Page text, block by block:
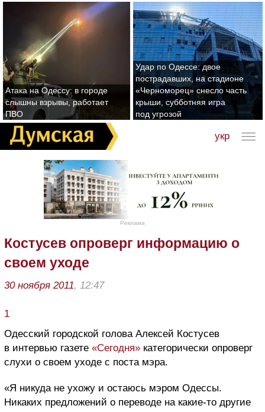
Атака на Одессу: в городе
слышны взрывы, работает
ПВО
Удар по Одессе: двое
пострадавших, на стадионе
«Черноморец» снесло часть
крыши, субботняя игра
под угрозой
укр
Реклама
Костусев опроверг информацию о
своем уходе
30 ноября 2011, 12:47
1
Одесский городской голова Алексей Костусев
в интервью газете «Сегодня» категорически опроверг
слухи о своем уходе с поста мэра.
«Я никуда не ухожу и остаюсь мэром Одессы.
Никаких предложений о переводе на какие-то другие